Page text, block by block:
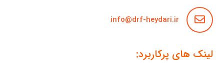
info@drf-heydari.ir
لینک های پرکاربرد: